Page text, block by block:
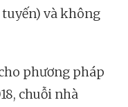
và không
phương pháp
chuỗi nhà